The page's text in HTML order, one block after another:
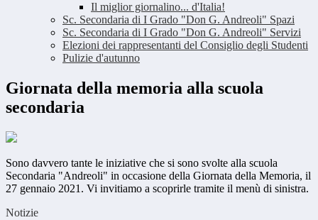
Il miglior giornalino... d'Italia!
Sc. Secondaria di I Grado "Don G. Andreoli" Spazi
Sc. Secondaria di I Grado "Don G. Andreoli" Servizi
Elezioni dei rappresentanti del Consiglio degli Studenti
Pulizie d'autunno
Giornata della memoria alla scuola
secondaria
Sono davvero tante le iniziative che si sono svolte alla scuola
Secondaria "Andreoli" in occasione della Giornata della Memoria, il
27 gennaio 2021. Vi invitiamo a scoprirle tramite il menù di sinistra.
Notizie